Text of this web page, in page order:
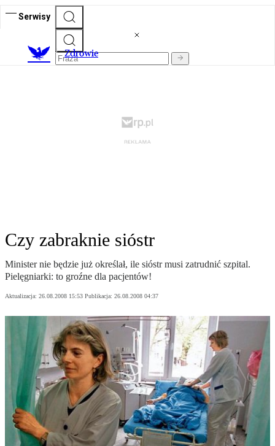
Serwisy
Zdrowie
Czy zabraknie sióstr
Minister nie będzie już określał, ile sióstr musi zatrudnić szpital.
Pielęgniarki: to groźne dla pacjentów!
Aktualizacja: 26.08.2008 15:53 Publikacja: 26.08.2008 04:37